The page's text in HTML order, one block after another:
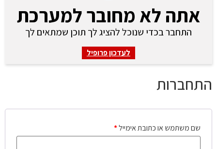
אתה לא מחובר למערכת
התחבר בכדי שנוכל להציג לך תוכן שמתאים לך
לעדכון פרופיל
התחברות
שם משתמש או כתובת אימייל*